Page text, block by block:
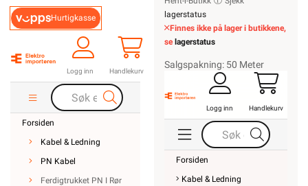
Hurtigkasse
Logg inn Handlekurv
Forsiden
Kabel & Ledning
PN Kabel
Ferdigtrukket PN I Rør
lagerstatus
Finnes ikke på lager i butikkene,
se lagerstatus
Salgspakning: 50 Meter
Logg inn Handlekurv
Forsiden
Kabel & Ledning